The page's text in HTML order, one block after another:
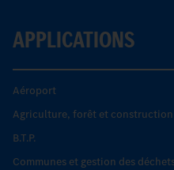
APPLICATIONS
Aéroport
Agriculture, forêt et construction
B.T.P.
Communes et gestion des